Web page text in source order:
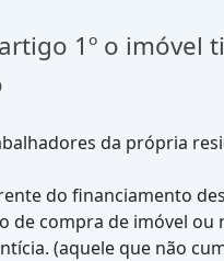
1º o
da própria
do financiamento
de compra de imóvel
(aquele que não